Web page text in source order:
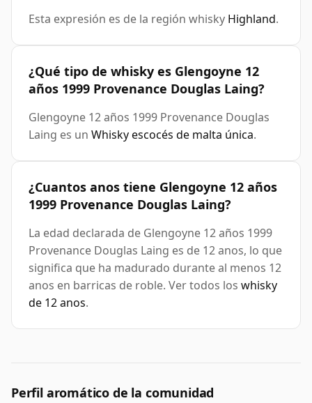
Esta expresión es de la región whisky Highland.
¿Qué tipo de whisky es Glengoyne 12
años 1999 Provenance Douglas Laing?
Glengoyne 12 años 1999 Provenance Douglas
Laing es un Whisky escocés de malta única.
¿Cuantos anos tiene Glengoyne 12 años
1999 Provenance Douglas Laing?
La edad declarada de Glengoyne 12 años 1999
Provenance Douglas Laing es de 12 anos, lo que
significa que ha madurado durante al menos 12
anos en barricas de roble. Ver todos los whisky
de 12 anos.
Perfil aromático de la comunidad